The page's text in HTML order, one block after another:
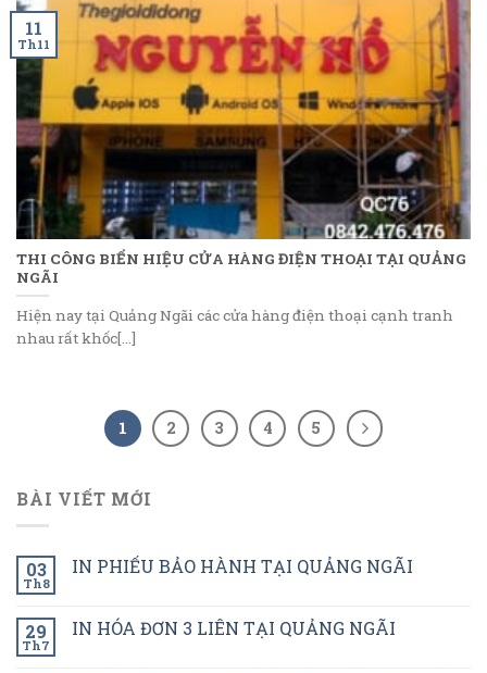
THI CÔNG BIỂN HIỆU CỬA HÀNG ĐIỆN THOẠI TẠI QUẢNG
NGÃI
Hiện nay tại Quảng Ngãi các cửa hàng điện thoại cạnh tranh
nhau rất khốc[...]
11
Th11
1 2 3 4 5
BÀI VIẾT MỚI
03
Th8
IN PHIẾU BẢO HÀNH TẠI QUẢNG NGÃI
29
Th7
IN HÓA ĐƠN 3 LIÊN TẠI QUẢNG NGÃI